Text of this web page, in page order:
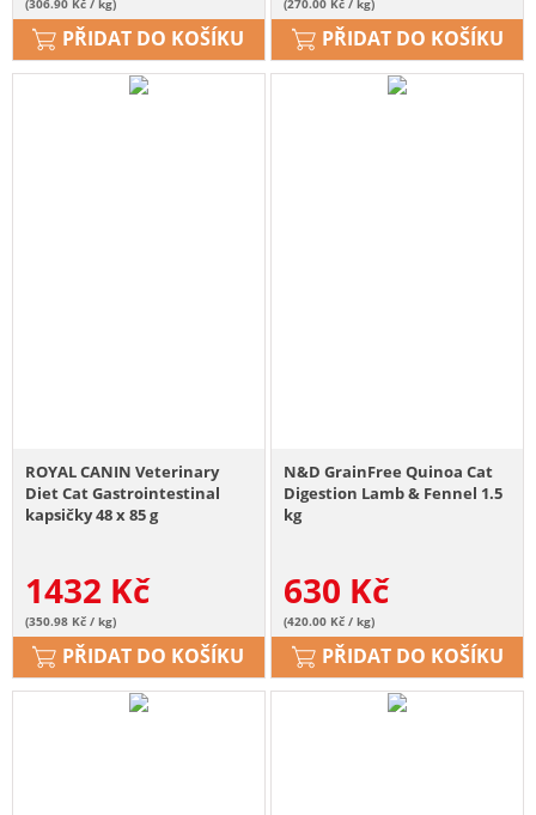
PŘIDAT DO KOŠÍKU PŘIDAT DO KOŠÍKU
ROYAL CANIN Veterinary
Diet Cat Gastrointestinal
kapsičky 48 x 85 g
1432 Kč
(350.98 Kč / kg)
PŘIDAT DO KOŠÍKU
N&D GrainFree Quinoa Cat
Digestion Lamb & Fennel 1.5
kg
630 Kč
(420.00 Kč / kg)
PŘIDAT DO KOŠÍKU